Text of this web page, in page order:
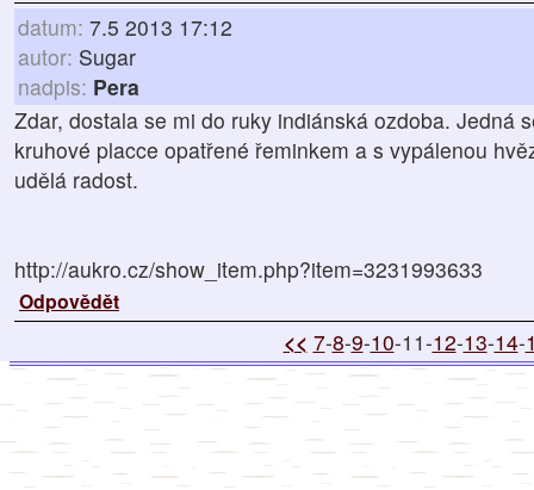
datum: 7.5 2013 17:12
autor: Sugar
nadpis: Pera
Zdar, dostala se mi do ruky indiánská ozdoba. Jedná
kruhové placce opatřené řeminkem a s vypálenou
udělá radost.
http://aukro.cz/show_item.php?item=3231993633
Odpovědět
<< 7-8-9-10-11-12-13-14-